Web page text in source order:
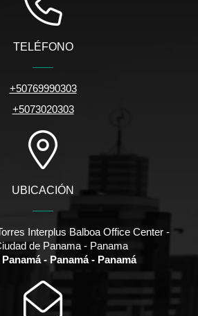
TELÉFONO
+50769990303
+5073020303
UBICACIÓN
Interplus Balboa Office Center -
de Panama - Panama
- Panamá - Panamá